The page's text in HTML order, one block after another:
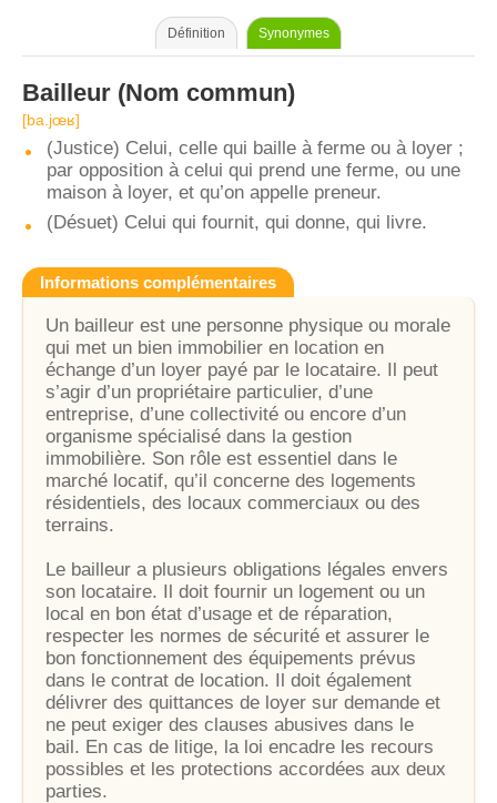
Définition Synonymes
Bailleur (Nom commun)
[ba.jœʁ]
(Justice) Celui, celle qui baille à ferme ou à loyer ;
par opposition à celui qui prend une ferme, ou une
maison à loyer, et qu’on appelle preneur.
(Désuet) Celui qui fournit, qui donne, qui livre.
Informations complémentaires
Un bailleur est une personne physique ou morale
qui met un bien immobilier en location en
échange d’un loyer payé par le locataire. Il peut
s’agir d’un propriétaire particulier, d’une
entreprise, d’une collectivité ou encore d’un
organisme spécialisé dans la gestion
immobilière. Son rôle est essentiel dans le
marché locatif, qu’il concerne des logements
résidentiels, des locaux commerciaux ou des
terrains.
Le bailleur a plusieurs obligations légales envers
son locataire. Il doit fournir un logement ou un
local en bon état d’usage et de réparation,
respecter les normes de sécurité et assurer le
bon fonctionnement des équipements prévus
dans le contrat de location. Il doit également
délivrer des quittances de loyer sur demande et
ne peut exiger des clauses abusives dans le
bail. En cas de litige, la loi encadre les recours
possibles et les protections accordées aux deux
parties.